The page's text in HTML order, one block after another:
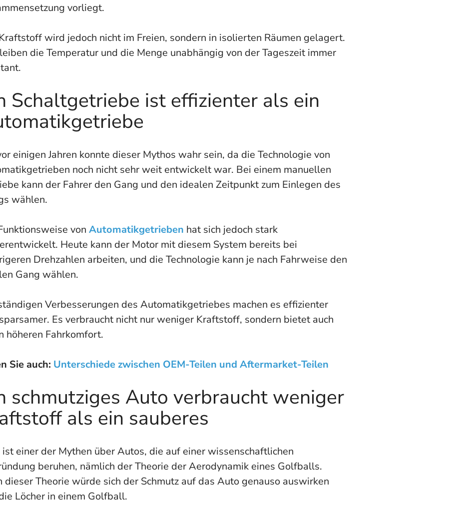
vorliegt.
wird jedoch nicht im Freien, sondern in isolierten Räumen gelagert.
die Temperatur und die Menge unabhängig von der Tageszeit immer
Schaltgetriebe ist effizienter als ein
einigen Jahren konnte dieser Mythos wahr sein, da die Technologie von
noch nicht sehr weit entwickelt war. Bei einem manuellen
kann der Fahrer den Gang und den idealen Zeitpunkt zum Einlegen des
wählen.
von Automatikgetrieben hat sich jedoch stark
Heute kann der Motor mit diesem System bereits bei
Drehzahlen arbeiten, und die Technologie kann je nach Fahrweise den
Gang wählen.
Verbesserungen des Automatikgetriebes machen es effizienter
Es verbraucht nicht nur weniger Kraftstoff, sondern bietet auch
höheren Fahrkomfort.
Sie auch: Unterschiede zwischen OEM-Teilen und Aftermarket-Teilen
schmutziges Auto verbraucht weniger
als ein sauberes
ist einer der Mythen über Autos, die auf einer wissenschaftlichen
beruhen, nämlich der Theorie der Aerodynamik eines Golfballs.
dieser Theorie würde sich der Schmutz auf das Auto genauso auswirken
Löcher in einem Golfball.